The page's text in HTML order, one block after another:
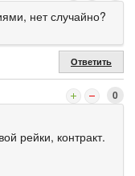
нет случайно?
Ответить
0
рейки, контракт.